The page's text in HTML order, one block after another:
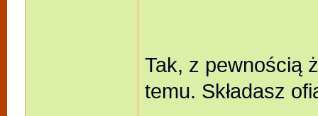
Tak, z pewnością
temu. Składasz